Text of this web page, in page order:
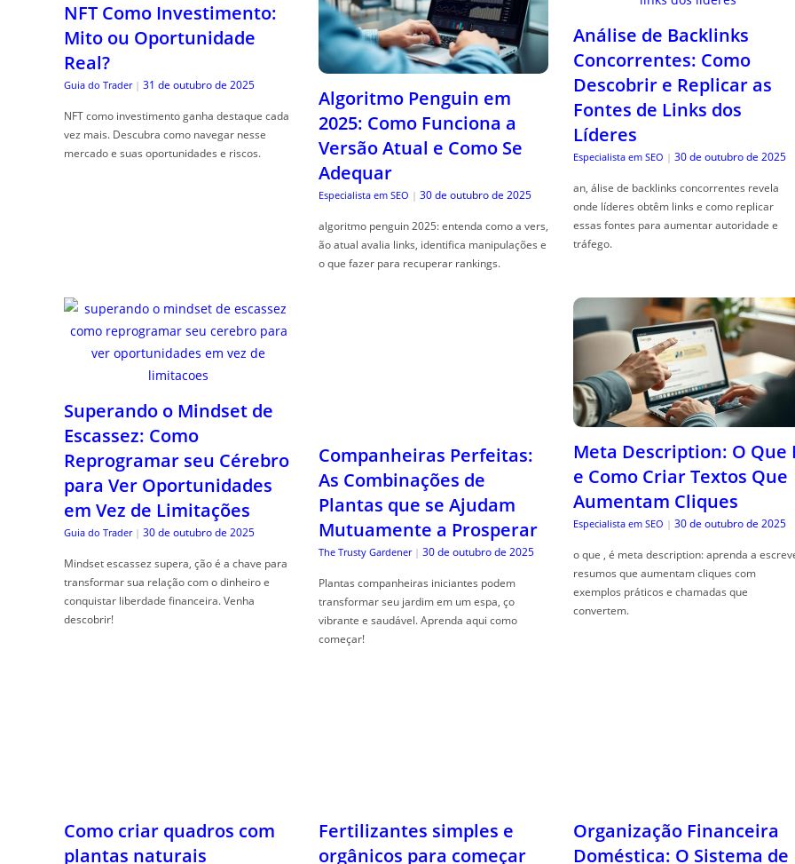
NFT Como Investimento:
Mito ou Oportunidade
Real?
Guia do Trader | 31 de outubro de 2025
NFT como investimento ganha destaque cada
vez mais. Descubra como navegar nesse
mercado e suas oportunidades e riscos.
Algoritmo Penguin em
2025: Como Funciona a
Versão Atual e Como Se
Adequar
Especialista em SEO | 30 de outubro de 2025
algoritmo penguin 2025: entenda como a vers,
ão atual avalia links, identifica manipulações e
o que fazer para recuperar rankings.
Análise de Backlinks
Concorrentes: Como
Descobrir e Replicar as
Fontes de Links dos
Líderes
Especialista em SEO | 30 de outubro de 2025
an, álise de backlinks concorrentes revela
onde líderes obtêm links e como replicar
essas fontes para aumentar autoridade e
tráfego.
Superando o Mindset de
Escassez: Como
Reprogramar seu Cérebro
para Ver Oportunidades
em Vez de Limitações
Guia do Trader | 30 de outubro de 2025
Mindset escassez supera, ção é a chave para
transformar sua relação com o dinheiro e
conquistar liberdade financeira. Venha
descobrir!
Companheiras Perfeitas:
As Combinações de
Plantas que se Ajudam
Mutuamente a Prosperar
The Trusty Gardener | 30 de outubro de 2025
Plantas companheiras iniciantes podem
transformar seu jardim em um espa, ço
vibrante e saudável. Aprenda aqui como
começar!
Meta Description: O Que
e Como Criar Textos Que
Aumentam Cliques
Especialista em SEO | 30 de outubro de 2025
o que , é meta description: aprenda a
resumos que aumentam cliques com
exemplos práticos e chamadas que
convertem.
Como criar quadros com
plantas naturais
Fertilizantes simples e
orgânicos para começar
Organização Financeira
Doméstica: O Sistema de